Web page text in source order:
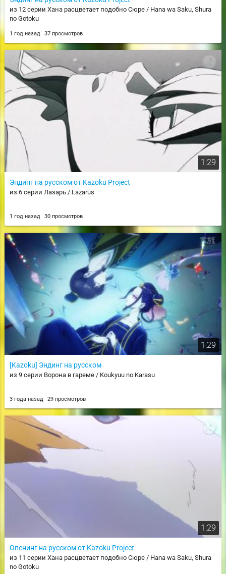
из 12 серии Хана расцветает подобно Сюре / Hana wa Saku, Shura
no Gotoku
1 год назад 37 просмотров
1:29
Эндинг на русском от Kazoku Project
из 6 серии Лазарь / Lazarus
1 год назад 30 просмотров
1:29
[Kazoku] Эндинг на русском
из 9 серии Ворона в гареме / Koukyuu no Karasu
3 года назад 29 просмотров
1:29
Опенинг на русском от Kazoku Project
из 11 серии Хана расцветает подобно Сюре / Hana wa Saku, Shura
no Gotoku